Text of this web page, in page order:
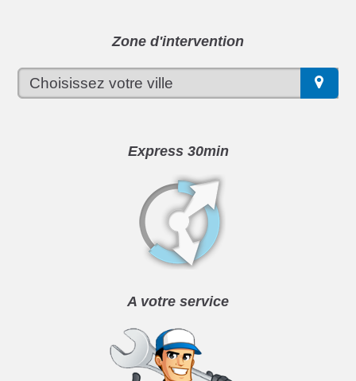
Zone d'intervention
Express 30min
A votre service